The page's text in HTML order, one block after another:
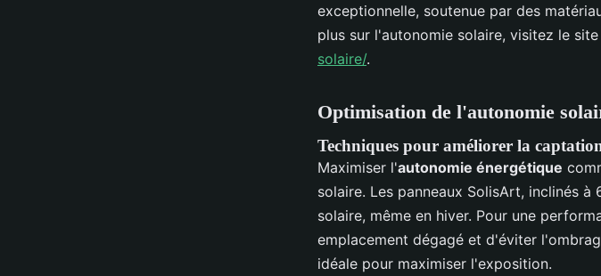
exceptionnelle, soutenue par des
plus sur l'autonomie solaire, visitez le site
solaire/.
Optimisation de l'autonomie
Techniques pour améliorer la
Maximiser l'autonomie énergétique
solaire. Les panneaux SolisArt, inclinés
solaire, même en hiver. Pour une
emplacement dégagé et d'éviter
idéale pour maximiser l'exposition.